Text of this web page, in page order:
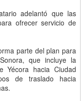
adelantó que las
ofrecer servicio de
parte del plan para
que incluye la
Yécora hacia Ciudad
de traslado hacia